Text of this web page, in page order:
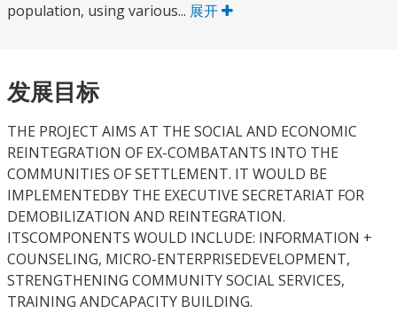
population, using various... 展开
发展目标
THE PROJECT AIMS AT THE SOCIAL AND ECONOMIC
REINTEGRATION OF EX-COMBATANTS INTO THE
COMMUNITIES OF SETTLEMENT. IT WOULD BE
IMPLEMENTEDBY THE EXECUTIVE SECRETARIAT FOR
DEMOBILIZATION AND REINTEGRATION.
ITSCOMPONENTS WOULD INCLUDE: INFORMATION +
COUNSELING, MICRO-ENTERPRISEDEVELOPMENT,
STRENGTHENING COMMUNITY SOCIAL SERVICES,
TRAINING ANDCAPACITY BUILDING.